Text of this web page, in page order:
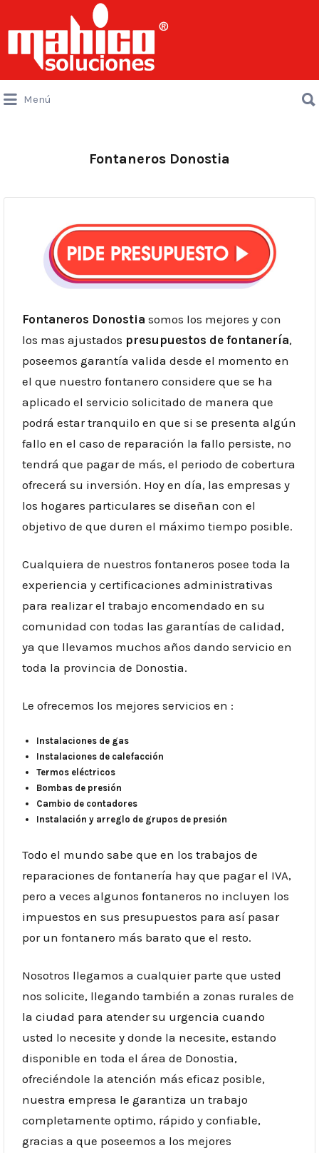
por:
Menú
por:
Fontaneros Donostia
Fontaneros Donostia somos los mejores y con
los mas ajustados presupuestos de fontanería,
poseemos garantía valida desde el momento en
el que nuestro fontanero considere que se ha
aplicado el servicio solicitado de manera que
podrá estar tranquilo en que si se presenta algún
fallo en el caso de reparación la fallo persiste, no
tendrá que pagar de más, el periodo de cobertura
ofrecerá su inversión. Hoy en día, las empresas y
los hogares particulares se diseñan con el
objetivo de que duren el máximo tiempo posible.
Cualquiera de nuestros fontaneros posee toda la
experiencia y certificaciones administrativas
para realizar el trabajo encomendado en su
comunidad con todas las garantías de calidad,
ya que llevamos muchos años dando servicio en
toda la provincia de Donostia.
Le ofrecemos los mejores servicios en :
Instalaciones de gas
Instalaciones de calefacción
Termos eléctricos
Bombas de presión
Cambio de contadores
Instalación y arreglo de grupos de presión
Todo el mundo sabe que en los trabajos de
reparaciones de fontanería hay que pagar el IVA,
pero a veces algunos fontaneros no incluyen los
impuestos en sus presupuestos para así pasar
por un fontanero más barato que el resto.
Nosotros llegamos a cualquier parte que usted
nos solicite, llegando también a zonas rurales de
la ciudad para atender su urgencia cuando
usted lo necesite y donde la necesite, estando
disponible en toda el área de Donostia,
ofreciéndole la atención más eficaz posible,
nuestra empresa le garantiza un trabajo
completamente optimo, rápido y confiable,
gracias a que poseemos a los mejores